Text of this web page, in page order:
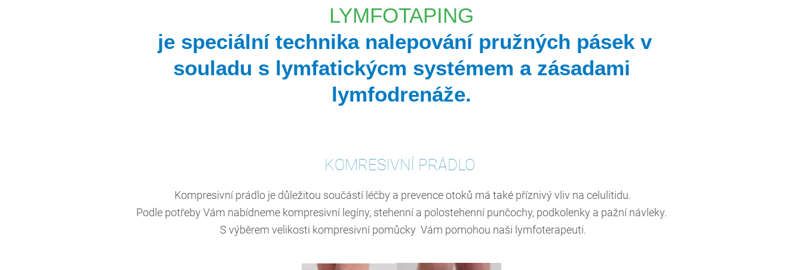
LYMFOTAPING
je speciální technika nalepování pružných pásek v
souladu s lymfatickýcm systémem a zásadami
lymfodrenáže.
KOMRESIVNÍ PRÁDLO
Kompresivní prádlo je důležitou součástí léčby a prevence otoků má také příznivý vliv na celulitidu.
Podle potřeby Vám nabídneme kompresivní legíny, stehenní a polostehenní punčochy, podkolenky a pažní návleky.
S výběrem velikosti kompresivní pomůcky Vám pomohou naši lymfoterapeuti.